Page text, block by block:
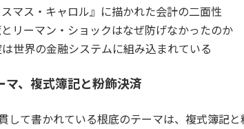
マス・キャロル』に描かれた会計の二面性
リーマン・ショックはなぜ防げなかったのか
世界の金融システムに組み込まれている
、複式簿記と粉飾決済
して書かれている根底のテーマは、複式簿記と